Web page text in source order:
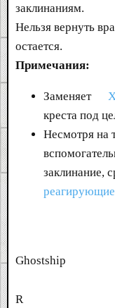
заклинаниям.
Нельзя вернуть
остается.
Примечания:
Заменяет
креста под
Несмотря на
заклинание,
реагирующие
Ghostship
R